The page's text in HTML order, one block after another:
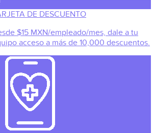
DE DESCUENTO
$15 MXN/empleado/mes, dale a tu
acceso a más de 10,000 descuentos.